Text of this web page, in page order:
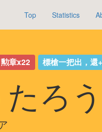
Top Statistics
章x22 標槍一把出，還
たろ